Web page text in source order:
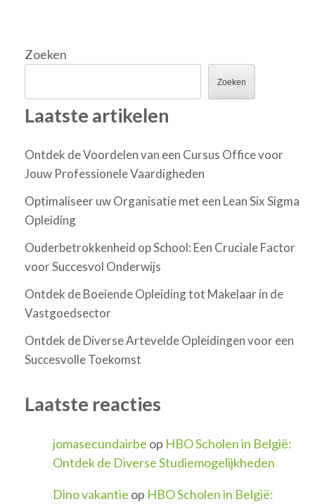
Zoeken
Zoeken
Laatste artikelen
Ontdek de Voordelen van een Cursus Office voor
Jouw Professionele Vaardigheden
Optimaliseer uw Organisatie met een Lean Six Sigma
Opleiding
Ouderbetrokkenheid op School: Een Cruciale Factor
voor Succesvol Onderwijs
Ontdek de Boeiende Opleiding tot Makelaar in de
Vastgoedsector
Ontdek de Diverse Artevelde Opleidingen voor een
Succesvolle Toekomst
Laatste reacties
jomasecundairbe op HBO Scholen in België:
Ontdek de Diverse Studiemogelijkheden
Dino vakantie op HBO Scholen in België: